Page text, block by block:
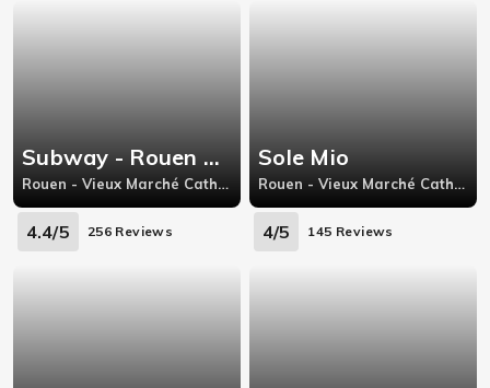
Subway - Rouen Centre ville
Rouen - Vieux Marché Cathédrale, 4 Rue Saint Lô,
4.4/5 256 Reviews
Sole Mio
Rouen - Vieux Marché Cathédrale, 122 rue Martainville 76000 Rouen
4/5 145 Reviews